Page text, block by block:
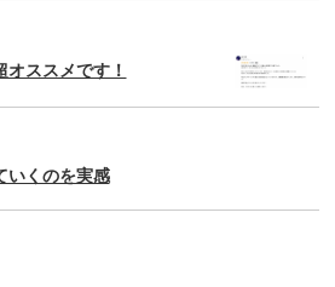
ススメです！
いくのを実感